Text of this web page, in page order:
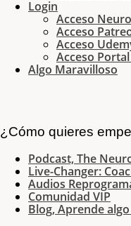
Login
Acceso
Acceso
Acceso
Acceso
Algo Maravilloso
¿Cómo quieres
Podcast, The
Live-Changer:
Audios
Comunidad VIP
Blog, Aprende